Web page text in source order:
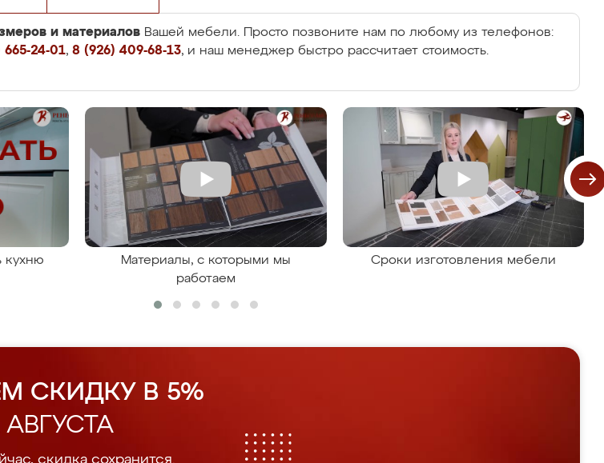
и материалов Вашей мебели. Просто позвоните нам по любому из телефонов:
665-24-01, 8 (926) 409-68-13, и наш менеджер быстро рассчитает стоимость.
кухню
Материалы, с которыми мы
работаем
Сроки изготовления мебели
СКИДКУ В 5%
скидка сохранится.